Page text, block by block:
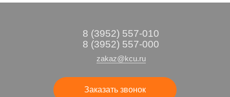
8 (3952) 557-010
8 (3952) 557-000
zakaz@kcu.ru
Заказать звонок